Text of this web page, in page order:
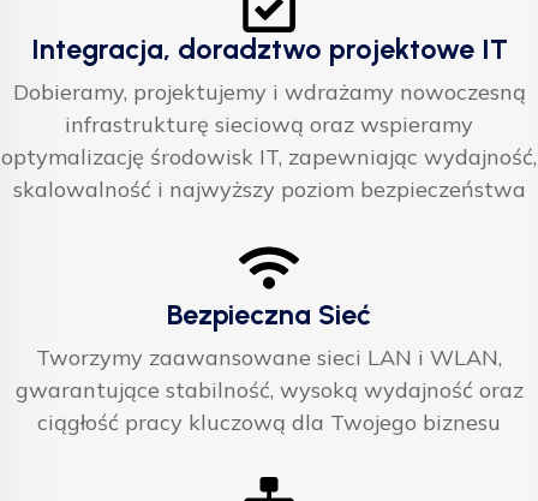
Integracja, doradztwo projektowe IT
Dobieramy, projektujemy i wdrażamy nowoczesną
infrastrukturę sieciową oraz wspieramy
optymalizację środowisk IT, zapewniając wydajność,
skalowalność i najwyższy poziom bezpieczeństwa
Bezpieczna Sieć
Tworzymy zaawansowane sieci LAN i WLAN,
gwarantujące stabilność, wysoką wydajność oraz
ciągłość pracy kluczową dla Twojego biznesu